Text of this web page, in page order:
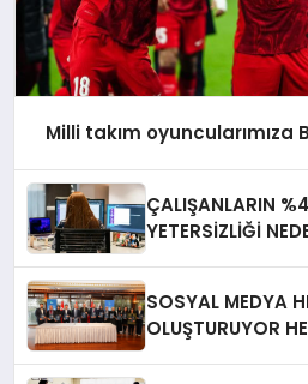
Milli takım oyuncularımıza
ÇALIŞANLARIN
YETERSİZLİĞİ
SOSYAL MEDYA
OLUŞTURUYOR